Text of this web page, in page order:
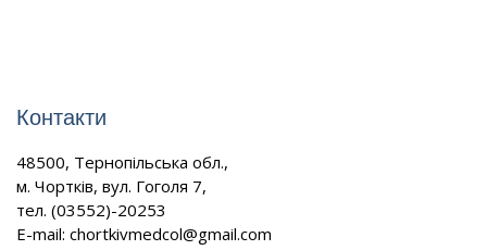
Контакти
48500, Тернопільська обл.,
м. Чортків, вул. Гоголя 7,
тел. (03552)-20253
E-mail: chortkivmedcol@gmail.com